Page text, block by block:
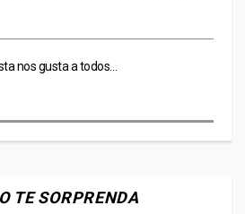
nos gusta a todos…
TE SORPRENDA